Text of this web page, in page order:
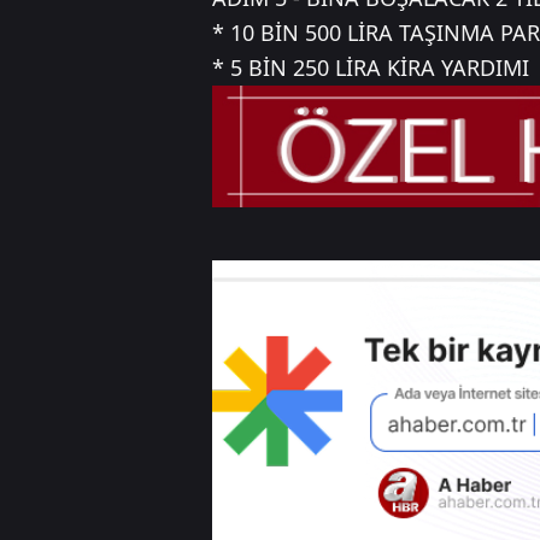
* 10 BİN 500 LİRA TAŞINMA
* 5 BİN 250 LİRA KİRA YARDIMI